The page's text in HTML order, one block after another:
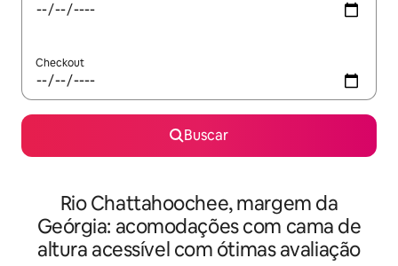
Checkout
Buscar
Rio Chattahoochee, margem da
Geórgia: acomodações com cama de
altura acessível com ótimas avaliação